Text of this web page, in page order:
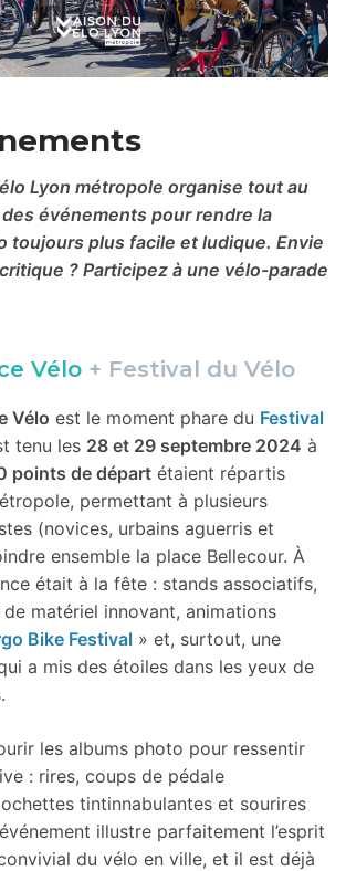
Lyon métropole organise tout au
des événements pour rendre la
toujours plus facile et ludique. Envie
? Participez à une vélo-parade
Vélo + Festival du Vélo
Vélo est le moment phare du Festival
tenu les 28 et 29 septembre 2024 à
points de départ étaient répartis
permettant à plusieurs
(novices, urbains aguerris et
ensemble la place Bellecour. À
était à la fête : stands associatifs,
matériel innovant, animations
Bike Festival » et, surtout, une
a mis des étoiles dans les yeux de
les albums photo pour ressentir
: rires, coups de pédale
tintinnabulantes et sourires
illustre parfaitement l’esprit
du vélo en ville, et il est déjà